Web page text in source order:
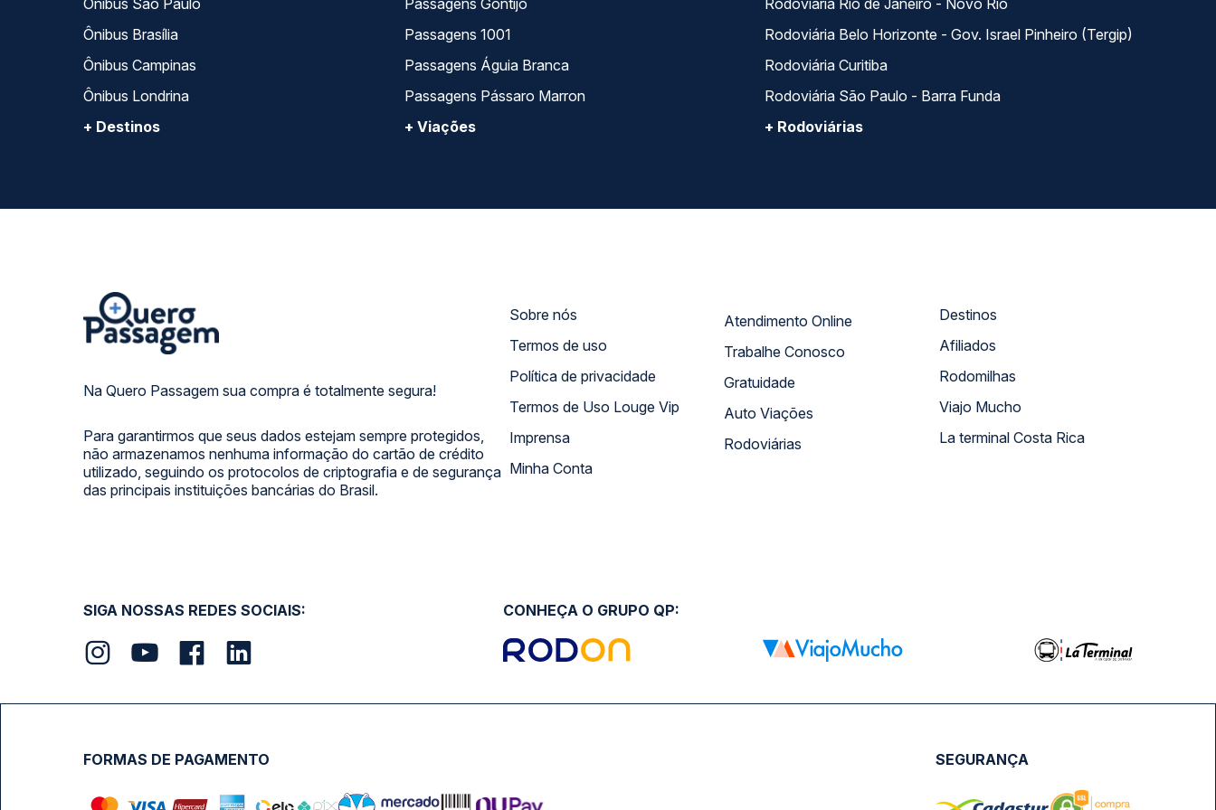
Ônibus São Paulo
Ônibus Brasília
Ônibus Campinas
Ônibus Londrina
+ Destinos
Passagens Gontijo
Passagens 1001
Passagens Águia Branca
Passagens Pássaro Marron
+ Viações
Rodoviária Rio de Janeiro - Novo Rio
Rodoviária Belo Horizonte - Gov. Israel Pinheiro (Tergip)
Rodoviária Curitiba
Rodoviária São Paulo - Barra Funda
+ Rodoviárias
Na Quero Passagem sua compra é totalmente segura!
Para garantirmos que seus dados estejam sempre protegidos,
não armazenamos nenhuma informação do cartão de crédito
utilizado, seguindo os protocolos de criptografia e de segurança
das principais instituições bancárias do Brasil.
Sobre nós
Termos de uso
Política de privacidade
Termos de Uso Louge Vip
Imprensa
Minha Conta
Atendimento Online
Trabalhe Conosco
Gratuidade
Auto Viações
Rodoviárias
Destinos
Afiliados
Rodomilhas
Viajo Mucho
La terminal Costa Rica
SIGA NOSSAS REDES SOCIAIS: CONHEÇA O GRUPO QP:
FORMAS DE PAGAMENTO SEGURANÇA